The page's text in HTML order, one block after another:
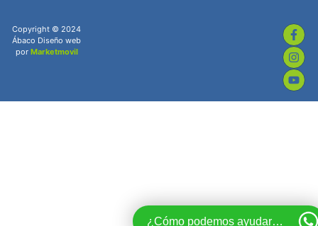
Copyright © 2024
Ábaco Diseño web
por Marketmovil
¿Cómo podemos ayudarte?